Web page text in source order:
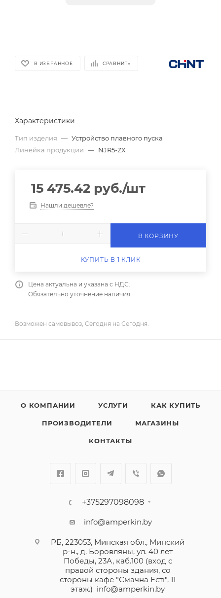
В ИЗБРАННОЕ СРАВНИТЬ
Характеристики
Тип изделия — Устройство плавного пуска
Линейка продукции — NJR5-ZX
15 475.42 руб./шт
Нашли дешевле?
В КОРЗИНУ
КУПИТЬ В 1 КЛИК
Цена актуальна и указана с НДС.
Обязательно уточнение наличия.
Возможен самовывоз, Сегодня на Сегодня.
О КОМПАНИИ УСЛУГИ КАК КУПИТЬ
ПРОИЗВОДИТЕЛИ МАГАЗИНЫ
КОНТАКТЫ
+375297098098
info@amperkin.by
РБ, 223053, Минская обл., Минский
р-н., д. Боровляны, ул. 40 лет
Победы, 23А, каб.100 (вход с
правой стороны здания, со
стороны кафе "Смачна Естi", 11
этаж.) info@amperkin.by